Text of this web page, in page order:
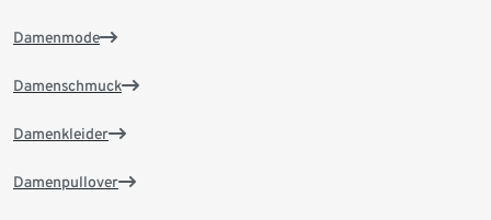
Damenmode
Damenschmuck
Damenkleider
Damenpullover